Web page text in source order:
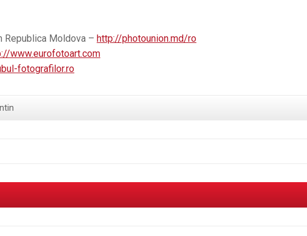
Republica Moldova – http://photounion.md/ro
www.eurofotoart.com
fotografilor.ro